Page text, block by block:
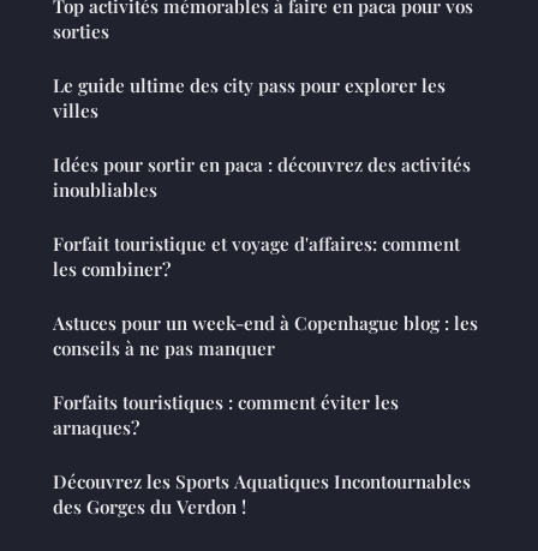
Top activités mémorables à faire en paca pour vos
sorties
Le guide ultime des city pass pour explorer les
villes
Idées pour sortir en paca : découvrez des activités
inoubliables
Forfait touristique et voyage d'affaires: comment
les combiner?
Astuces pour un week-end à Copenhague blog : les
conseils à ne pas manquer
Forfaits touristiques : comment éviter les
arnaques?
Découvrez les Sports Aquatiques Incontournables
des Gorges du Verdon !